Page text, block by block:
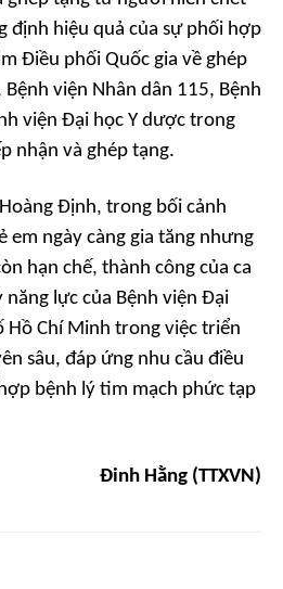
định hiệu quả của sự phối hợp
Điều phối Quốc gia về ghép
viện Nhân dân 115, Bệnh
viện Đại học Y dược trong
nhận và ghép tạng.
Định, trong bối cảnh
em ngày càng gia tăng nhưng
hạn chế, thành công của ca
lực của Bệnh viện Đại
Hồ Chí Minh trong việc triển
sâu, đáp ứng nhu cầu điều
bệnh lý tim mạch phức tạp
Đinh Hằng (TTXVN)